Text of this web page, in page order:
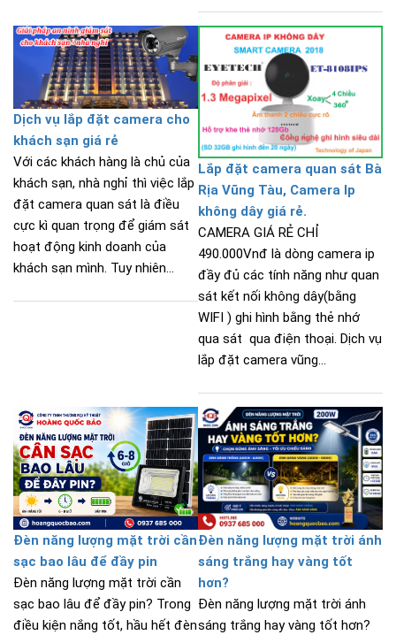
Dịch vụ lắp đặt camera cho
khách sạn giá rẻ
Với các khách hàng là chủ của
khách sạn, nhà nghỉ thì việc lắp
đặt camera quan sát là điều
cực kì quan trọng để giám sát
hoạt động kinh doanh của
khách sạn mình. Tuy nhiên...
Lắp đặt camera quan sát Bà
Rịa Vũng Tàu, Camera Ip
không dây giá rẻ.
CAMERA GIÁ RẺ CHỈ
490.000Vnđ là dòng camera ip
đầy đủ các tính năng như quan
sát kết nối không dây(bằng
WIFI ) ghi hình bằng thẻ nhớ
qua sát qua điện thoại. Dịch vụ
lắp đặt camera vũng...
Đèn năng lượng mặt trời cần
sạc bao lâu để đầy pin
Đèn năng lượng mặt trời cần
sạc bao lâu để đầy pin? Trong
điều kiện nắng tốt, hầu hết đèn
Đèn năng lượng mặt trời ánh
sáng trắng hay vàng tốt
hơn?
Đèn năng lượng mặt trời ánh
sáng trắng hay vàng tốt hơn?